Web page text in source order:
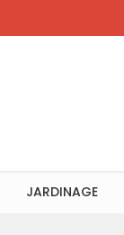
JARDINAGE